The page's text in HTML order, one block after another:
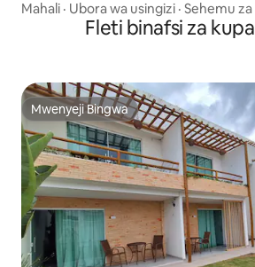
Mahali · Ubora wa usingizi · Sehemu
Fleti binafsi za
Mwenyeji Bingwa
Mwenyeji Bingwa